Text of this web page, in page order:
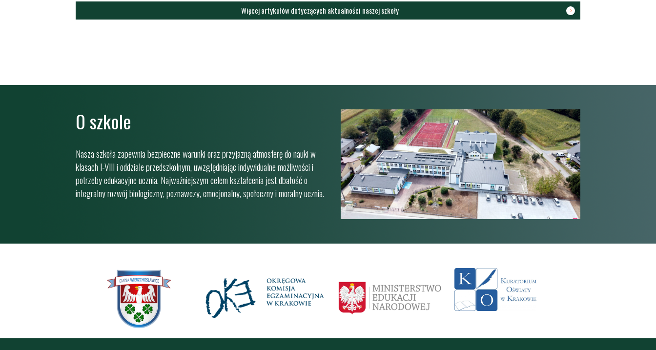
Więcej artykułów dotyczących aktualności naszej szkoły
O szkole
Nasza szkoła zapewnia bezpieczne warunki oraz przyjazną atmosferę do nauki w
klasach I-VIII i oddziale przedszkolnym, uwzględniając indywidualne możliwości i
potrzeby edukacyjne ucznia. Najważniejszym celem kształcenia jest dbałość o
integralny rozwój biologiczny, poznawczy, emocjonalny, społeczny i moralny ucznia.